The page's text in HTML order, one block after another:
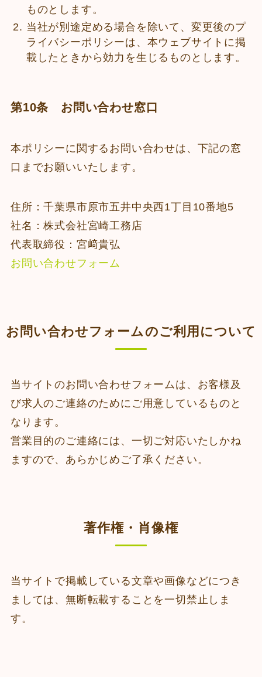
ものとします。
当社が別途定める場合を除いて、変更後のプ
ライバシーポリシーは、本ウェブサイトに掲
載したときから効力を生じるものとします。
第10条 お問い合わせ窓口
本ポリシーに関するお問い合わせは、下記の窓
口までお願いいたします。
住所：千葉県市原市五井中央西1丁目10番地5
社名：株式会社宮崎工務店
代表取締役：宮﨑貴弘
お問い合わせフォーム
お問い合わせフォームのご利用について
当サイトのお問い合わせフォームは、お客様及
び求人のご連絡のためにご用意しているものと
なります。
営業目的のご連絡には、一切ご対応いたしかね
ますので、あらかじめご了承ください。
著作権・肖像権
当サイトで掲載している文章や画像などにつき
ましては、無断転載することを一切禁止しま
す。